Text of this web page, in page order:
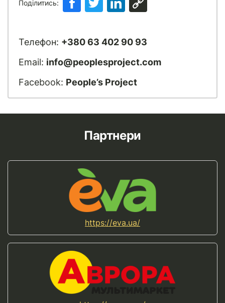
Поділитись:
Телефон: +380 63 402 90 93
Email: info@peoplesproject.com
Facebook: People’s Project
Партнери
https://eva.ua/